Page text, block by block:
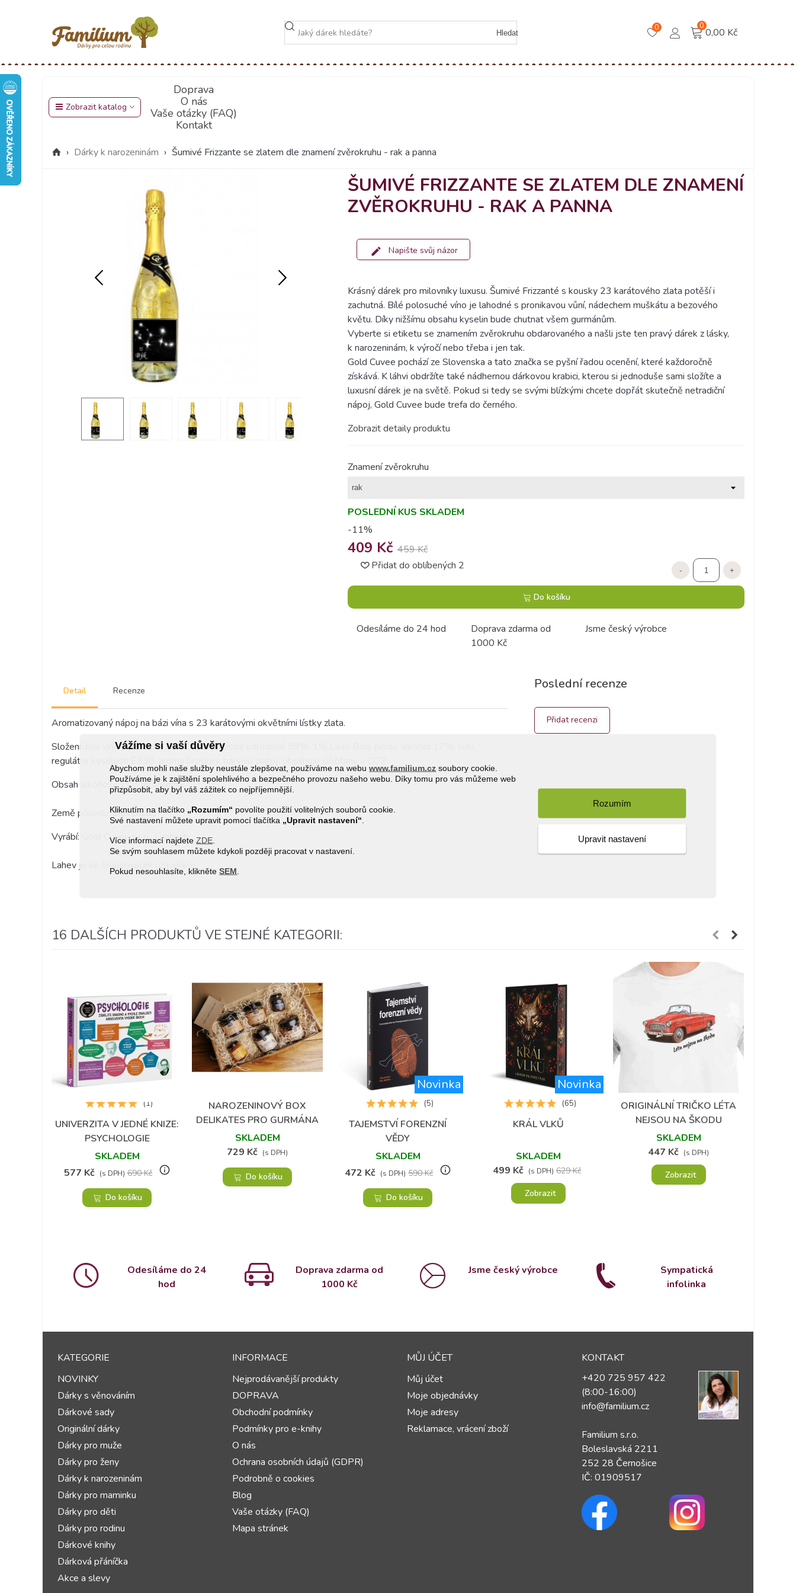
Vážíme si vaší důvěry
Abychom mohli naše služby neustále zlepšovat, používáme na webuwww.familium.cz soubory cookie.
Používáme je k zajištění spolehlivého a bezpečného provozu našeho webu. Díky tomu pro vás můžeme web
přizpůsobit, aby byl váš zážitek co nejpříjemnější.
Kliknutím na tlačítko „Rozumím“ povolíte použití volitelných souborů cookie.
Své nastavení můžete upravit pomocí tlačítka
„Upravit nastavení“
Více informací najdete ZDE
Se svým souhlasem můžete kdykoli později pracovat v nastavení.
Pokud nesouhlasíte, klikněteSEM
Rozumím
Upravit nastavení
Hledat
0 0
0,00 Kč
Zobrazit katalog
Doprava
O nás
Vaše otázky (FAQ)
Kontakt
› Dárky k narozeninám › Šumivé Frizzante se zlatem dle znamení zvěrokruhu - rak a panna
ŠUMIVÉ FRIZZANTE SE ZLATEM DLE ZNAMENÍ
ZVĚROKRUHU - RAK A PANNA
Napište svůj názor
Krásný dárek pro milovníky luxusu. Šumivé Frizzanté s kousky 23 karátového zlata potěší i
zachutná. Bílé polosuché víno je lahodné s pronikavou vůní, nádechem muškátu a bezového
květu. Díky nižšímu obsahu kyselin bude chutnat všem gurmánům.
Vyberte si etiketu se znamením zvěrokruhu obdarovaného a našli jste ten pravý dárek z lásky,
k narozeninám, k výročí nebo třeba i jen tak.
Gold Cuvee pochází ze Slovenska a tato značka se pyšní řadou ocenění, které každoročně
získává. K láhvi obdržíte také nádhernou dárkovou krabici, kterou si jednoduše sami složíte a
luxusní dárek je na světě. Pokud si tedy se svými blízkými chcete dopřát skutečně netradiční
nápoj, Gold Cuvee bude trefa do černého.
Zobrazit detaily produktu
Znamení zvěrokruhu
POSLEDNÍ KUS SKLADEM
-11%
409 Kč 459 Kč
Přidat do oblíbených 2 - +
Do košíku
Odesíláme do 24 hod
Doprava zdarma od
1000 Kč
Jsme český výrobce
Detail Recenze
Aromatizovaný nápoj na bázi vína s 23 karátovými okvětními lístky zlata.
Složení: bílé víno polosuché Irsai Oliver jakostní odrůdové 99%, 1% Likér Bols (voda, alkohol 17%, cukr,
regulátor kyselosti E330, aróma broskev, barvivo zlato), obsahuje siřičitany a CO2.
Obsah alkoholu: 11,5 % objemu.
Země původu: Slovensko
Vyrábí: Gold Cuvee s.r.o., Limbach
Lahev je se šroubovacím uzávěrem.
Poslední recenze
Přidat recenzi
16 DALŠÍCH PRODUKTŮ VE STEJNÉ KATEGORII:
Přidat do oblíbených
UNIVERZITA V JEDNÉ KNIZE:
PSYCHOLOGIE
SKLADEM
577 Kč (s DPH) 690 Kč info_outline
(1)
Do košíku
Přidat do oblíbených
NAROZENINOVÝ BOX
DELIKATES PRO GURMÁNA
SKLADEM
729 Kč (s DPH)
Do košíku
Novinka
Přidat do oblíbených
TAJEMSTVÍ FORENZNÍ
VĚDY
SKLADEM
472 Kč (s DPH) 590 Kč info_outline
(5)
Do košíku
Novinka
Přidat do oblíbených
KRÁL VLKŮ
SKLADEM
499 Kč (s DPH) 629 Kč
(65)
Zobrazit
Přidat do oblíbených
ORIGINÁLNÍ TRIČKO LÉTA
NEJSOU NA ŠKODU
SKLADEM
447 Kč (s DPH)
Zobrazit
Odesíláme do 24
hod
Doprava zdarma od
1000 Kč
Jsme český výrobce
Sympatická
infolinka
KATEGORIE
NOVINKY
Dárky s věnováním
Dárkové sady
Originální dárky
Dárky pro muže
Dárky pro ženy
Dárky k narozeninám
Dárky pro maminku
Dárky pro děti
Dárky pro rodinu
Dárkové knihy
Dárková přáníčka
Akce a slevy
INFORMACE
Nejprodávanější produkty
DOPRAVA
Obchodní podmínky
Podmínky pro e-knihy
O nás
Ochrana osobních údajů (GDPR)
Podrobně o cookies
Blog
Vaše otázky (FAQ)
Mapa stránek
MŮJ ÚČET
Můj účet
Moje objednávky
Moje adresy
Reklamace, vrácení zboží
KONTAKT
+420 725 957 422
(8:00-16:00)
info@familium.cz
Familium s.r.o.
Boleslavská 2211
252 28 Černošice
IČ: 01909517